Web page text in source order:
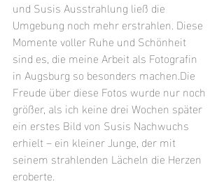
und Susis Ausstrahlung ließ die
Umgebung noch mehr erstrahlen. Diese
Momente voller Ruhe und Schönheit
sind es, die meine Arbeit als Fotografin
in Augsburg so besonders machen.Die
Freude über diese Fotos wurde nur noch
größer, als ich keine drei Wochen später
ein erstes Bild von Susis Nachwuchs
erhielt – ein kleiner Junge, der mit
seinem strahlenden Lächeln die Herzen
eroberte.